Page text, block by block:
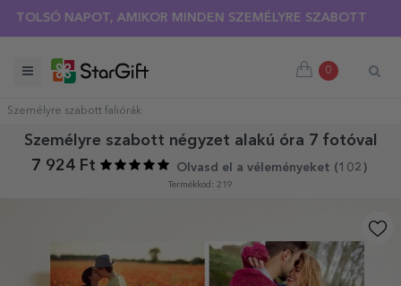
NAPOT, AMIKOR MINDEN SZEMÉLYRE SZABOTT PÓLÓRA
0
Személyre szabott faliórák
Személyre szabott négyzet alakú óra 7 fotóval
7 924 Ft
Olvasd el a véleményeket (102 )
Termékkód: 219